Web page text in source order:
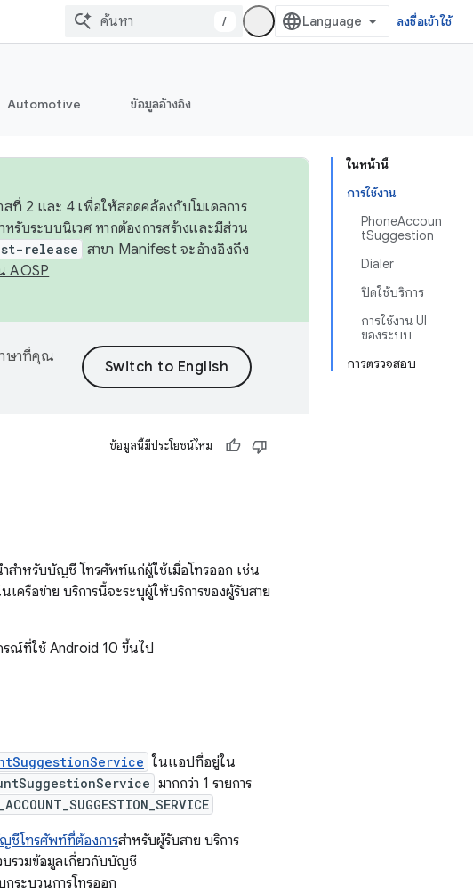
/ ลงชื่อเข้าใช้
Automotive ข้อมูลอ้างอิง
ในหน้านี้
การใช้งาน
PhoneAccoun
tSuggestion
Dialer
ปิดใช้บริการ
การใช้งาน UI
ของระบบ
การตรวจสอบ
ที่ 2 และ 4 เพื่อให้สอดคล้องกับโมเดลการ
บระบบนิเวศ หากต้องการสร้างและมีส่วน
release สาขา Manifest จะอ้างอิงถึง
AOSP
าษาที่คุณ
ข้อมูลนี้มีประโยชน์ไหม
ำหรับบัญชี โทรศัพท์แก่ผู้ใช้เมื่อโทรออก เช่น
ครือข่าย บริการนี้จะระบุผู้ให้บริการของผู้รับสาย
รณ์ที่ใช้ Android 10 ขึ้นไป
ในแอปที่อยู่ใน
มากกว่า 1 รายการ
ชีโทรศัพท์ที่ต้องการสำหรับผู้รับสาย บริการ
บรวมข้อมูลเกี่ยวกับบัญชี
ระบวนการโทรออก